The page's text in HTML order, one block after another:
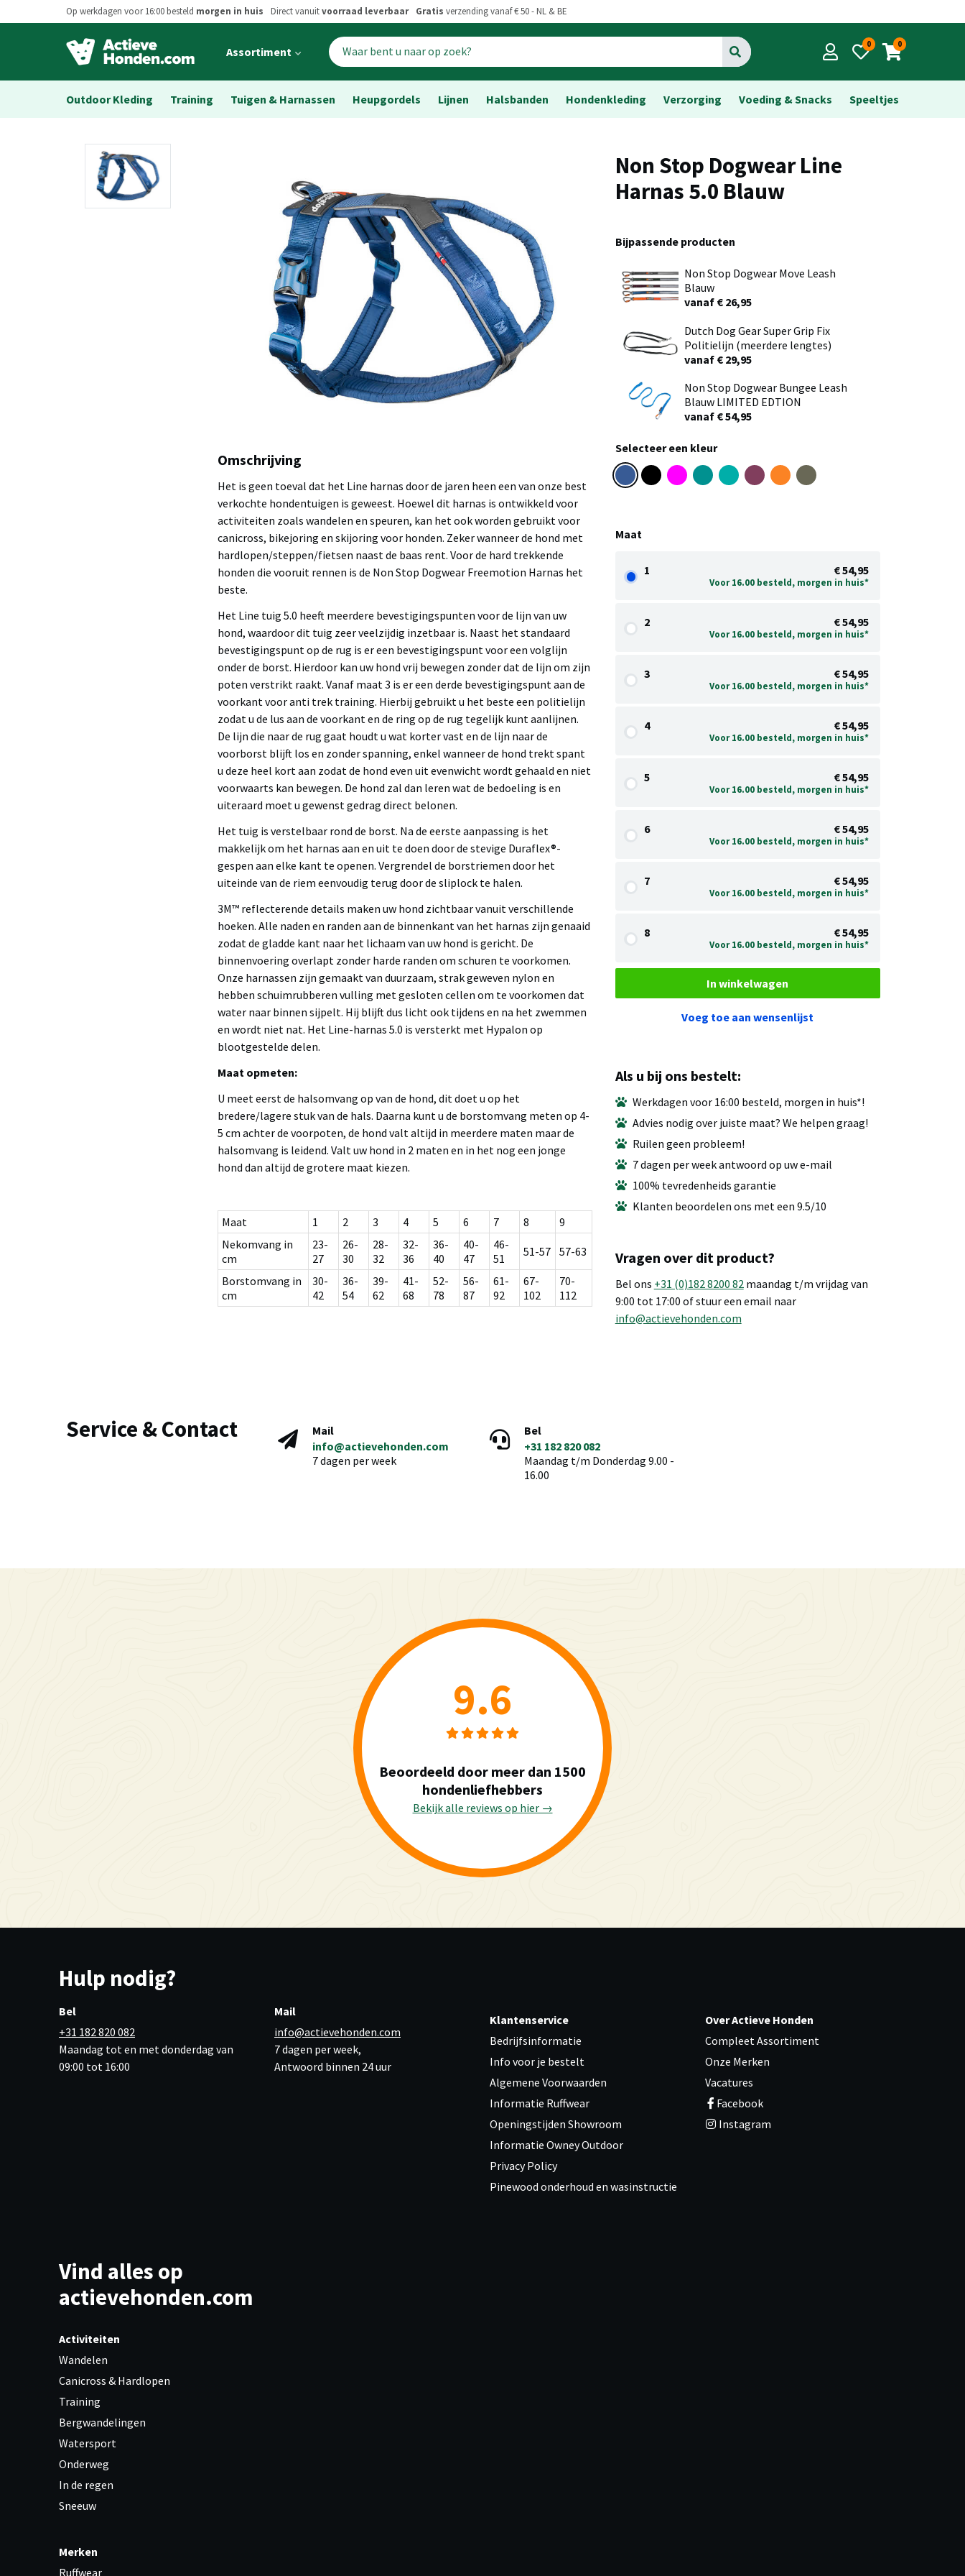
Op werkdagen voor 16:00 besteld morgen in huis Direct vanuitvoorraad leverbaar Gratis verzending vanaf € 50 - NL & BE
Open
menu
Assortiment Go 0 0
Outdoor Kleding Training Tuigen & Harnassen Heupgordels Lijnen Halsbanden Hondenkleding Verzorging Voeding & Snacks Speeltjes
Non Stop Dogwear Line
Harnas 5.0 Blauw
Bijpassende producten
Non Stop Dogwear Move Leash
Blauw
vanaf € 26,95
Dutch Dog Gear Super Grip Fix
Politielijn (meerdere lengtes)
vanaf € 29,95
Non Stop Dogwear Bungee Leash
Blauw LIMITED EDTION
vanaf € 54,95
Selecteer een kleur
Maat
1 € 54,95
Voor 16.00 besteld, morgen in huis*
2 € 54,95
Voor 16.00 besteld, morgen in huis*
3 € 54,95
Voor 16.00 besteld, morgen in huis*
4 € 54,95
Voor 16.00 besteld, morgen in huis*
5 € 54,95
Voor 16.00 besteld, morgen in huis*
6 € 54,95
Voor 16.00 besteld, morgen in huis*
7 € 54,95
Voor 16.00 besteld, morgen in huis*
8 € 54,95
Voor 16.00 besteld, morgen in huis*
In winkelwagen
Voeg toe aan wensenlijst
Omschrijving
Het is geen toeval dat het Line harnas door de jaren heen een van onze best
verkochte hondentuigen is geweest. Hoewel dit harnas is ontwikkeld voor
activiteiten zoals wandelen en speuren, kan het ook worden gebruikt voor
canicross, bikejoring en skijoring voor honden. Zeker wanneer de hond met
hardlopen/steppen/fietsen naast de baas rent. Voor de hard trekkende
honden die vooruit rennen is de Non Stop Dogwear Freemotion Harnas het
beste.
Het Line tuig 5.0 heeft meerdere bevestigingspunten voor de lijn van uw
hond, waardoor dit tuig zeer veelzijdig inzetbaar is. Naast het standaard
bevestigingspunt op de rug is er een bevestigingspunt voor een volglijn
onder de borst. Hierdoor kan uw hond vrij bewegen zonder dat de lijn om zijn
poten verstrikt raakt. Vanaf maat 3 is er een derde bevestigingspunt aan de
voorkant voor anti trek training. Hierbij gebruikt u het beste een politielijn
zodat u de lus aan de voorkant en de ring op de rug tegelijk kunt aanlijnen.
De lijn die naar de rug gaat houdt u wat korter vast en de lijn naar de
voorborst blijft los en zonder spanning, enkel wanneer de hond trekt spant
u deze heel kort aan zodat de hond even uit evenwicht wordt gehaald en niet
voorwaarts kan bewegen. De hond zal dan leren wat de bedoeling is en
uiteraard moet u gewenst gedrag direct belonen.
Het tuig is verstelbaar rond de borst. Na de eerste aanpassing is het
makkelijk om het harnas aan en uit te doen door de stevige Duraflex®-
gespen aan elke kant te openen. Vergrendel de borstriemen door het
uiteinde van de riem eenvoudig terug door de sliplock te halen.
3M™ reflecterende details maken uw hond zichtbaar vanuit verschillende
hoeken. Alle naden en randen aan de binnenkant van het harnas zijn genaaid
zodat de gladde kant naar het lichaam van uw hond is gericht. De
binnenvoering overlapt zonder harde randen om schuren te voorkomen.
Onze harnassen zijn gemaakt van duurzaam, strak geweven nylon en
hebben schuimrubberen vulling met gesloten cellen om te voorkomen dat
water naar binnen sijpelt. Hij blijft dus licht ook tijdens en na het zwemmen
en wordt niet nat. Het Line-harnas 5.0 is versterkt met Hypalon op
blootgestelde delen.
Maat opmeten:
U meet eerst de halsomvang op van de hond, dit doet u op het
bredere/lagere stuk van de hals. Daarna kunt u de borstomvang meten op 4-
5 cm achter de voorpoten, de hond valt altijd in meerdere maten maar de
halsomvang is leidend. Valt uw hond in 2 maten en in het nog een jonge
hond dan altijd de grotere maat kiezen.
Maat 1 2 3 4 5 6 7 8
9
Nekomvang in
cm
23-
27
26-
30
28-
32
32-
36
36-
40
40-
47
46-
51
51-57 57-63
Borstomvang in
cm
30-
42
36-
54
39-
62
41-
68
52-
78
56-
87
61-
92
67-
102
70-
112
Als u bij ons bestelt:
Werkdagen voor 16:00 besteld, morgen in huis*!
Advies nodig over juiste maat? We helpen graag!
Ruilen geen probleem!
7 dagen per week antwoord op uw e-mail
100% tevredenheids garantie
Klanten beoordelen ons met een 9.5/10
Vragen over dit product?
Bel ons +31 (0)182 8200 82maandag t/m vrijdag van
9:00 tot 17:00 of stuur een email naar
info@actievehonden.com
Service & Contact
Mail
info@actievehonden.com
7 dagen per week
Bel
+31 182 820 082
Maandag t/m Donderdag 9.00 -
16.00
9.6
Beoordeeld door meer dan 1500
hondenliefhebbers
Bekijk alle reviews op hier →
Hulp nodig?
Bel
+31 182 820 082
Maandag tot en met donderdag van
09:00 tot 16:00
Mail
info@actievehonden.com
7 dagen per week,
Antwoord binnen 24 uur
Klantenservice
Bedrijfsinformatie
Info voor je bestelt
Algemene Voorwaarden
Informatie Ruffwear
Openingstijden Showroom
Informatie Owney Outdoor
Privacy Policy
Pinewood onderhoud en wasinstructie
Over Actieve Honden
Compleet Assortiment
Onze Merken
Vacatures
Facebook
Instagram
Vind alles op
actievehonden.com
Activiteiten
Wandelen
Canicross & Hardlopen
Training
Bergwandelingen
Watersport
Onderweg
In de regen
Sneeuw
Merken
Ruffwear